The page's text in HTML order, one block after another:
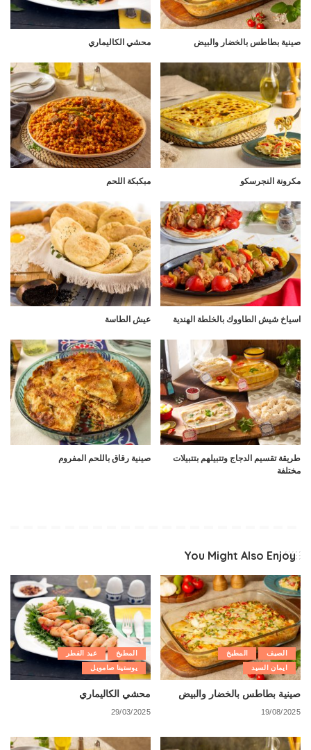
صينية بطاطس بالخضار والبيض محشي الكاليماري
مكرونة النجرسكو مبكبكة اللحم
اسياخ شيش الطاووك بالخلطة الهندية عيش الطاسة
طريقة تقسيم الدجاج وتتبيلهم بتتبيلات
مختلفة
صينية رقاق باللحم المفروم
You Might Also Enjoy
الصيف
المطبخ
ايمان السيد
صينية بطاطس بالخضار والبيض
19/08/2025
المطبخ
عيد الفطر
يوستينا صامويل
محشي الكاليماري
29/03/2025